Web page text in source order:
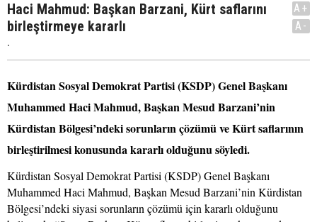
Haci Mahmud: Başkan Barzani, Kürt saflarını
birleştirmeye kararlı
.
A+
A-
Kürdistan Sosyal Demokrat Partisi (KSDP) Genel Başkanı
Muhammed Haci Mahmud, Başkan Mesud Barzani’nin
Kürdistan Bölgesi’ndeki sorunların çözümü ve Kürt saflarının
birleştirilmesi konusunda kararlı olduğunu söyledi.
Kürdistan Sosyal Demokrat Partisi (KSDP) Genel Başkanı
Muhammed Haci Mahmud, Başkan Mesud Barzani’nin Kürdistan
Bölgesi’ndeki siyasi sorunların çözümü için kararlı olduğunu